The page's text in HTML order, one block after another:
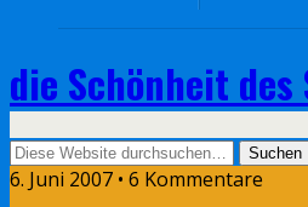
die Schönheit des
6. Juni 2007 • 6 Kommentare